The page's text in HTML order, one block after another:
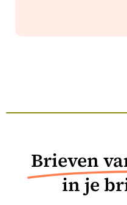
Brieven
in je